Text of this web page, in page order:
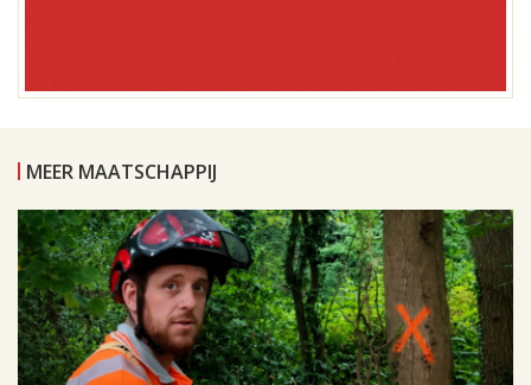
MEER MAATSCHAPPIJ